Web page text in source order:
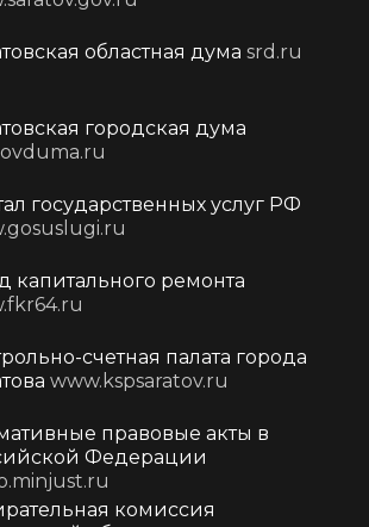
областная дума srd.ru
городская дума
государственных услуг РФ
капитального ремонта
счетная палата города
www.kspsaratov.ru
правовые акты в
Федерации
комиссия